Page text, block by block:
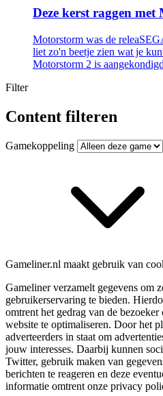
Deze kerst raggen
Motorstorm was de
liet zo'n beetje zien wat je
Motorstorm 2 is
Filter
Content filteren
Gamekoppeling
Gameliner.nl maakt gebruik van
Gameliner verzamelt gegevens om
gebruikerservaring te bieden.
omtrent het gedrag van de
website te optimaliseren. Door het
adverteerders in staat om
jouw interesses. Daarbij kunnen
Twitter, gebruik maken van
berichten te reageren en deze
informatie omtrent onze privacy